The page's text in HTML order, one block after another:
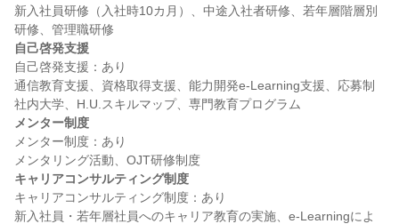
新入社員研修（入社時10カ月）、中途入社者研修、若年層階層別
自己啓発支援
自己啓発支援：あり
通信教育支援、資格取得支援、能力開発e-Learning支援、応募制
メンター制度
メンター制度：あり
キャリアコンサルティング制度
キャリアコンサルティング制度：あり
新入社員・若年層社員へのキャリア教育の実施、e-Learningによ